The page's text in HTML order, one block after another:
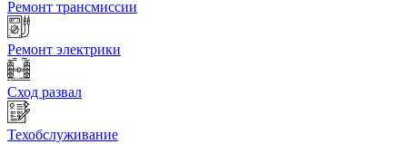
Ремонт трансмиссии
Ремонт электрики
Сход развал
Техобслуживание